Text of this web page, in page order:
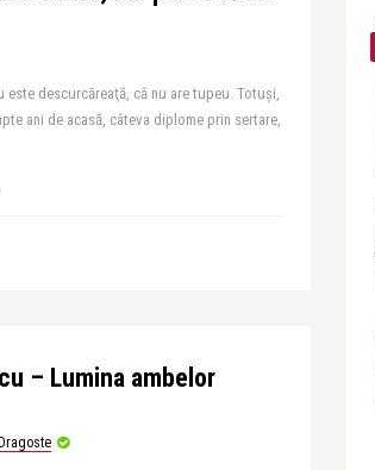
este descurcăreaţă, că nu are tupeu. Totuşi,
ani de acasă, câteva diplome prin sertare,
– Lumina ambelor